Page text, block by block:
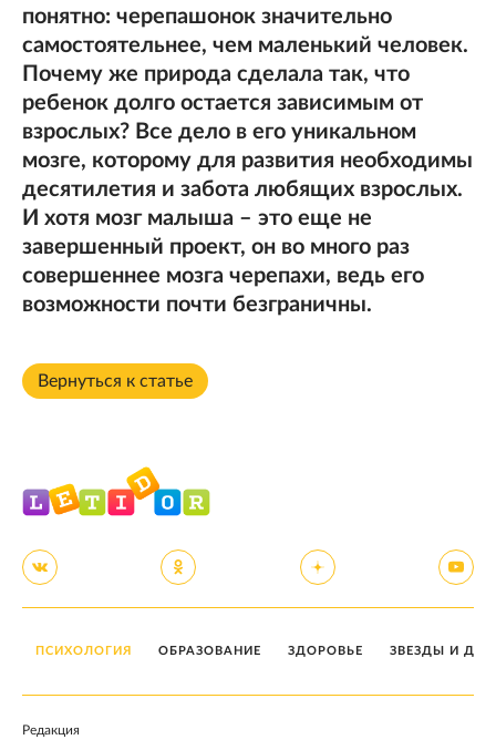
понятно: черепашонок значительно
самостоятельнее, чем маленький человек.
Почему же природа сделала так, что
ребенок долго остается зависимым от
взрослых? Все дело в его уникальном
мозге, которому для развития необходимы
десятилетия и забота любящих взрослых.
И хотя мозг малыша – это еще не
завершенный проект, он во много раз
совершеннее мозга черепахи, ведь его
возможности почти безграничны.
Вернуться к статье
ПСИХОЛОГИЯ ОБРАЗОВАНИЕ ЗДОРОВЬЕ ЗВЕЗДЫ И
Редакция